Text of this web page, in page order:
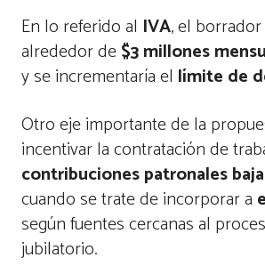
En lo referido al IVA, el
alrededor de$3 millones
y se incrementaría el límite de
Otro eje importante de la
incentivar la contratación de
contribuciones patronales
cuando se trate de incorporar a
según fuentes cercanas al
jubilatorio.